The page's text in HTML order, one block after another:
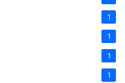
1
1
1
1